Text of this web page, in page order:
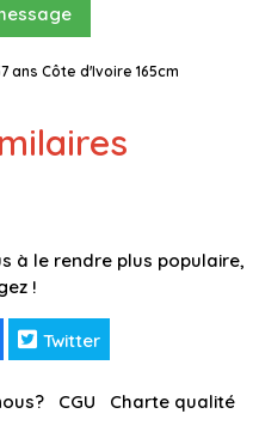
ans Côte d'Ivoire 165cm
à le rendre plus populaire,
!
Twitter
CGU Charte qualité